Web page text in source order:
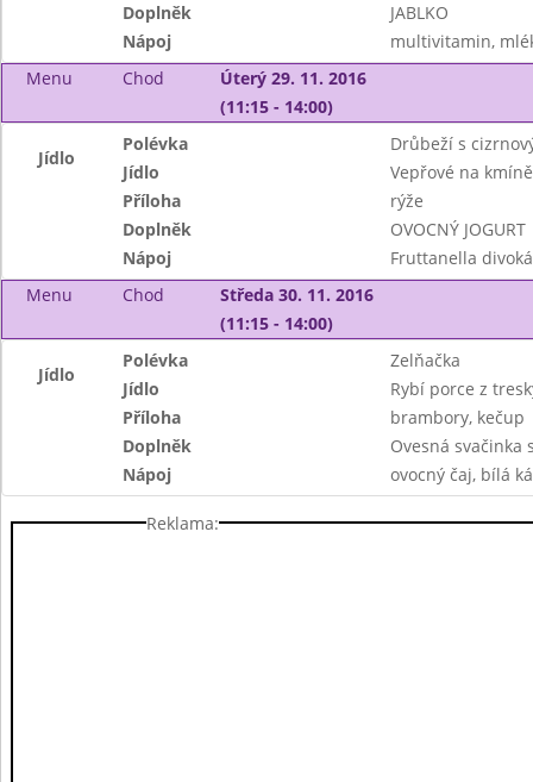
Doplněk
JABLKO
Nápoj
multivitamin,
Menu
Chod
Úterý 29. 11. 2016
(11:15 - 14:00)
Jídlo
Polévka
Drůbeží s
Jídlo
Vepřové na kmíně
Příloha
rýže
Doplněk
OVOCNÝ JOGURT
Nápoj
Fruttanella
Menu
Chod
Středa 30. 11. 2016
(11:15 - 14:00)
Jídlo
Polévka
Zelňačka
Jídlo
Rybí porce z
Příloha
brambory, kečup
Doplněk
Ovesná svačinka
Nápoj
ovocný čaj, bílá
Reklama: